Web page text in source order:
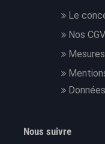
Le
Nos CGV
Nous suivre